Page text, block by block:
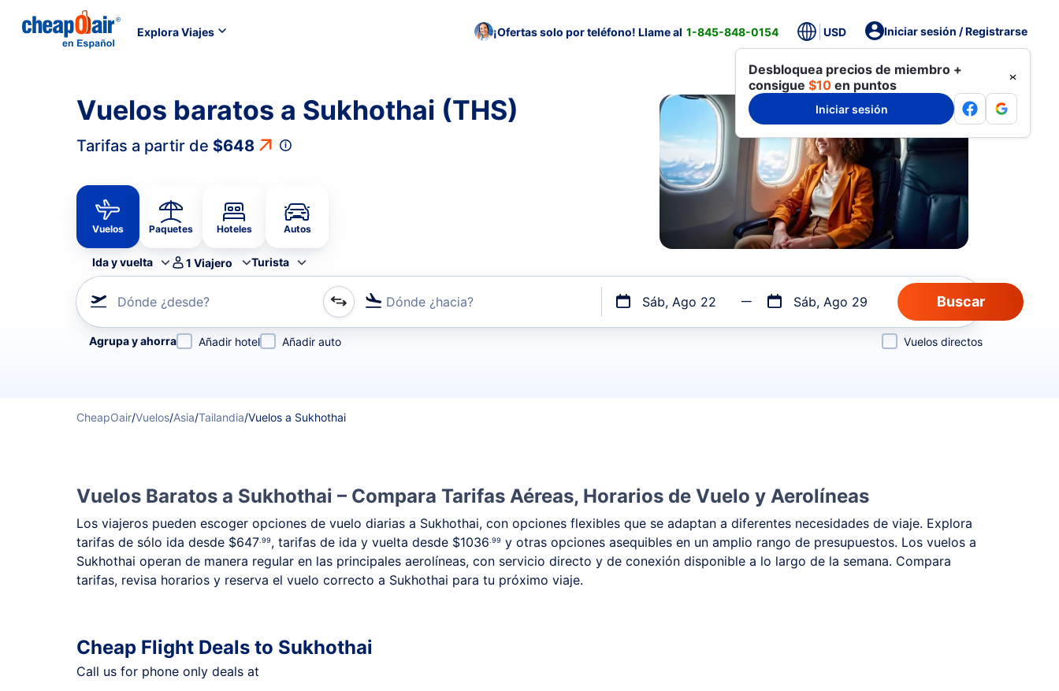
Explora Viajes ¡Ofertas solo por teléfono! Llame al 1-845-848-0154 USD Iniciar sesión / Registrarse
Desbloquea precios de miembro +
consigue $10 en puntos
Iniciar sesión
Vuelos baratos a Sukhothai (THS)
Tarifas a partir de $648
Vuelos Paquetes Hoteles Autos
Ida y vuelta 1 Viajero Turista
Dónde ¿desde? Dónde ¿hacia? Sáb, Ago 22 Sáb, Ago 29
Refina tu búsqueda por aerolínea, por ciudad o aeropuerto o por vuelos directos
Agrupa y ahorra Añadir hotel Añadir auto Vuelos directos
CheapOair/Vuelos/Asia/Tailandia/Vuelos a Sukhothai
Vuelos Baratos a Sukhothai – Compara Tarifas Aéreas, Horarios de Vuelo y Aerolíneas
Los viajeros pueden escoger opciones de vuelo diarias a Sukhothai, con opciones flexibles que se adaptan a diferentes necesidades de viaje. Explora
tarifas de sólo ida desde $647.99, tarifas de ida y vuelta desde $1036.99 y otras opciones asequibles en un amplio rango de presupuestos. Los vuelos a
Sukhothai operan de manera regular en las principales aerolíneas, con servicio directo y de conexión disponible a lo largo de la semana. Compara
tarifas, revisa horarios y reserva el vuelo correcto a Sukhothai para tu próximo viaje.
Cheap Flight Deals to Sukhothai
Call us for phone only deals at